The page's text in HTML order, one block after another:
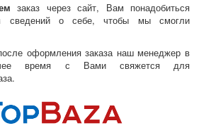
заказ через сайт, Вам понадобиться
сведений о себе, чтобы мы смогли
оформления заказа наш менеджер в
время с Вами свяжется для